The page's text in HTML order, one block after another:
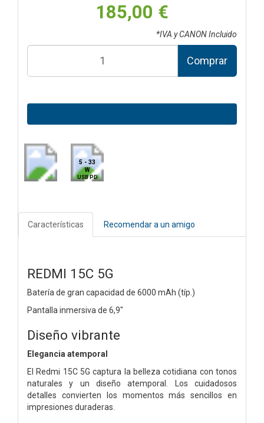
185,00 €
*IVA y CANON Incluido
Comprar
5 - 33
W
USB PD
Características Recomendar a un amigo
REDMI 15C 5G
Batería de gran capacidad de 6000 mAh (típ.)
Pantalla inmersiva de 6,9"
Diseño vibrante
Elegancia atemporal
El Redmi 15C 5G captura la belleza cotidiana con tonos
naturales y un diseño atemporal. Los cuidadosos
detalles convierten los momentos más sencillos en
impresiones duraderas.